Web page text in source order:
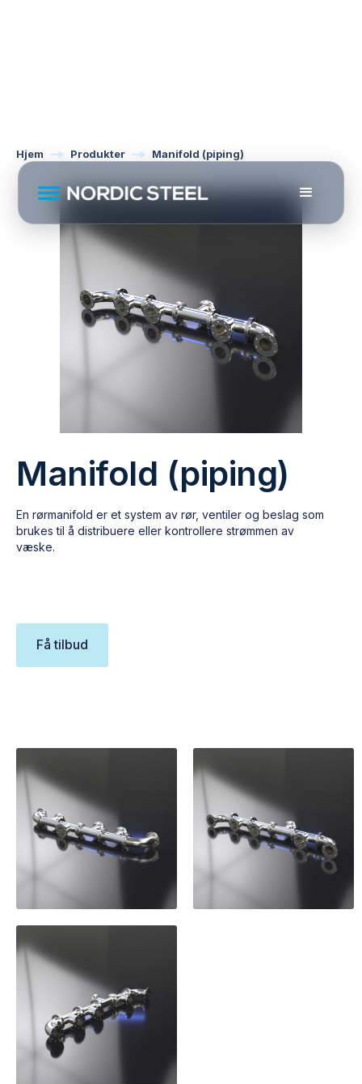
Hjem Produkter Manifold (piping)
Manifold (piping)
En rørmanifold er et system av rør, ventiler og beslag som
brukes til å distribuere eller kontrollere strømmen av
væske.
Få tilbud